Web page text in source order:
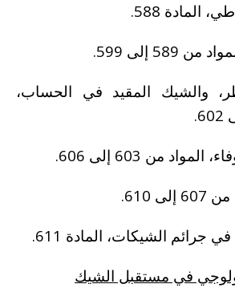
والشيك المقيد في الحساب،
في مستقبل الشيك